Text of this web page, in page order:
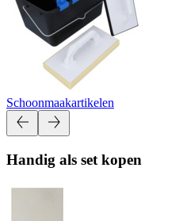
Schoonmaakartikelen
Handig als set kopen